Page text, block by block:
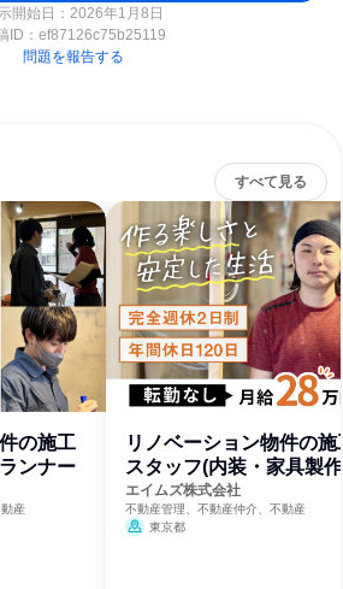
開始日：2026年1月8日
ID： ef87126c75b25119
問題を報告する
すべて見る
の施工
ンナー
産
リノベーション物件の施
スタッフ(内装・家具製
DIY)
エイムズ株式会社
不動産管理、不動産仲介、不動産
東京都